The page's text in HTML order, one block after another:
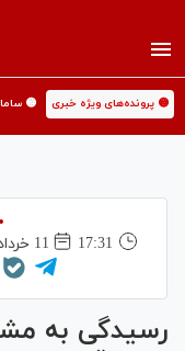
🟡 پرونده‌های ویژه خبری 🟡
17:31
11 خرداد 1405